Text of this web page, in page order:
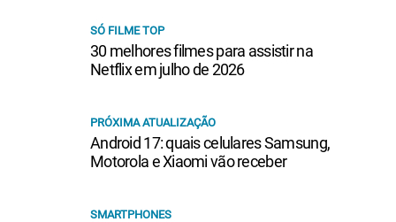
SÓ FILME TOP
30 melhores filmes para assistir na
Netflix em julho de 2026
PRÓXIMA ATUALIZAÇÃO
Android 17: quais celulares Samsung,
Motorola e Xiaomi vão receber
SMARTPHONES